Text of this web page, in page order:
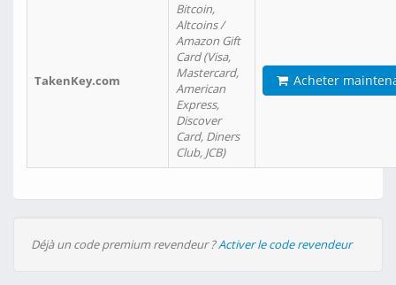
TakenKey.com
Bitcoin,
Altcoins /
Amazon Gift
Card (Visa,
Mastercard,
American
Express,
Discover
Card, Diners
Club, JCB)
Acheter
Déjà un code premium revendeur ?Activer le code revendeur